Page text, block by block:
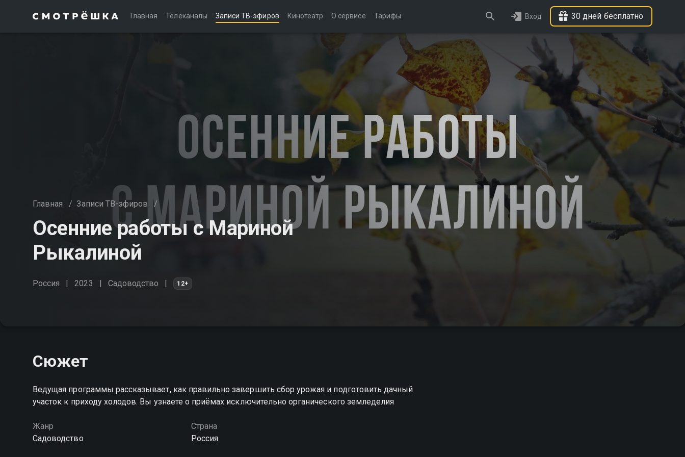
Главная Телеканалы Записи ТВ-эфиров Кинотеатр О сервисе Тарифы Вход 30 дней бесплатно
Главная / Записи ТВ-эфиров /
Осенние работы с Мариной
Рыкалиной
Россия 2023 Садоводство 12+
Сюжет
Ведущая программы рассказывает, как правильно завершить сбор урожая и подготовить дачный
участок к приходу холодов. Вы узнаете о приёмах исключительно органического земледелия
Жанр
Садоводство
Страна
Россия